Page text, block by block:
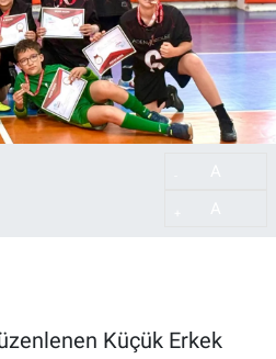
Küçük Erkek